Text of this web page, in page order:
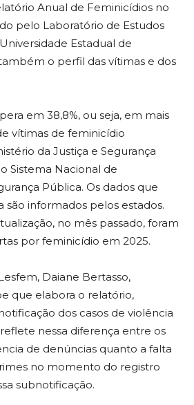
Anual de Feminicídios no
pelo Laboratório de Estudos
Estadual de
o perfil das vítimas e dos
em 38,8%, ou seja, em mais
vítimas de feminicídio
da Justiça e Segurança
Sistema Nacional de
Pública. Os dados que
são informados pelos estados.
no mês passado, foram
por feminicídio em 2025.
Daiane Bertasso,
que elabora o relatório,
dos casos de violência
nessa diferença entre os
de denúncias quanto a falta
no momento do registro
subnotificação.